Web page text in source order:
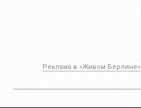
Реклама в «Живом Берлине»